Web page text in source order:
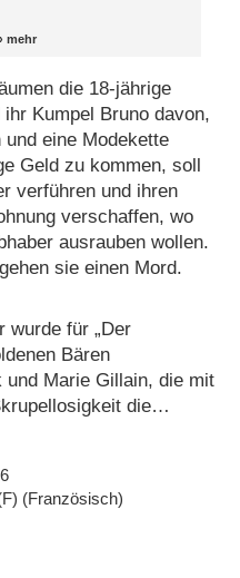
die 18-jährige
Kumpel Bruno davon,
eine Modekette
Geld zu kommen, soll
verführen und ihren
verschaffen, wo
ausrauben wollen.
sie einen Mord.
wurde für „Der
Bären
Marie Gillain, die mit
die
(Französisch)